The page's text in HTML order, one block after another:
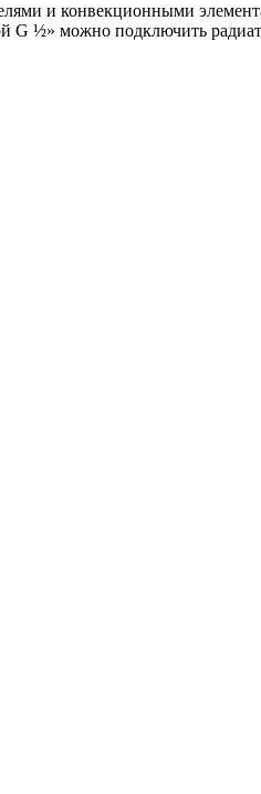
и конвекционными
G ½» можно подключить